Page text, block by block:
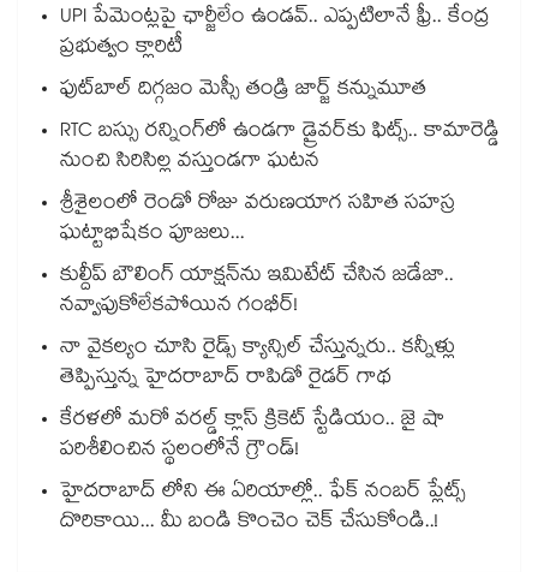
UPI పేమెంట్లపై ఛార్జీలేం ఉండవ్.. ఎప్పటిలానే ఫ్రీ.. కేంద్ర
ప్రభుత్వం క్లారిటీ
ఫుట్‎బాల్ దిగ్గజం మెస్సీ తండ్రి జార్జ్ కన్నుమూత
RTC బస్సు రన్నింగ్⁫లో ఉండగా డ్రైవర్‌కు ఫిట్స్.. కామారెడ్డి
నుంచి సిరిసిల్ల వస్తుండగా ఘటన
శ్రీశైలంలో రెండో రోజు వరుణయాగ సహిత సహస్ర
ఘట్టాభిషేకం పూజలు...
కుల్దీప్ బౌలింగ్ యాక్షన్‌ను ఇమిటేట్ చేసిన జడేజా..
నవ్వాపుకోలేకపోయిన గంభీర్!
నా వైకల్యం చూసి రైడ్స్ క్యాన్సిల్ చేస్తున్నరు.. కన్నీళ్లు
తెప్పిస్తున్న హైదరాబాద్ రాపిడో రైడర్ గాథ
కేరళలో మరో వరల్డ్ క్లాస్ క్రికెట్ స్టేడియం.. జై షా
పరిశీలించిన స్థలంలోనే గ్రౌండ్!
హైదరాబాద్ లోని ఈ ఏరియాల్లో.. ఫేక్ నంబర్ ప్లేట్స్
దొరికాయి... మీ బండి కొంచెం చెక్ చేసుకోండి..!